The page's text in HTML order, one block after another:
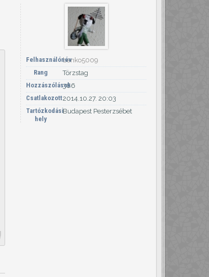
Felhasználónévbenko5009
Rang
Törzstag
Hozzászólások
366
Csatlakozott2014.10.27. 20:03
Tartózkodási
hely
Budapest Pesterzsébet